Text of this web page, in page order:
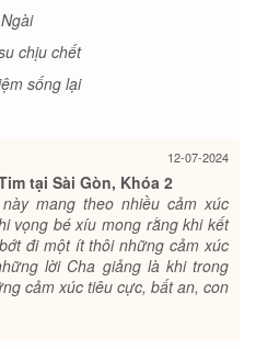
chịu chết
sống lại
12-07-2024
tại Sài Gòn, Khóa 2
mang theo nhiều cảm xúc
vọng bé xíu mong rằng khi kết
đi một ít thôi những cảm xúc
lời Cha giảng là khi trong
cảm xúc tiêu cực, bất an, con